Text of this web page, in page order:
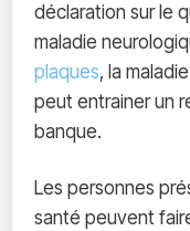
déclaration sur le
maladie
plaques, la
peut entrainer un
banque.
Les personnes
santé peuvent